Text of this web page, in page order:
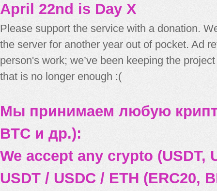
April 22nd is Day X
Please support the service with a donation.
the server for another year out of pocket. Ad
person's work; we’ve been keeping the
that is no longer enough :(
Мы принимаем любую
BTC и др.):
We accept any crypto (USDT,
USDT / USDC / ETH (ERC20,